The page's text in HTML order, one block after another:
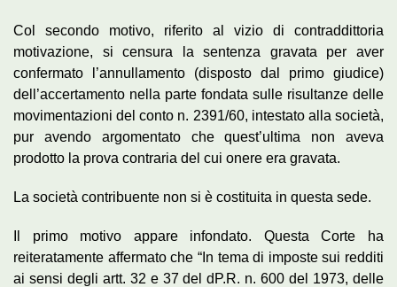
Col secondo motivo, riferito al vizio di contraddittoria
motivazione, si censura la sentenza gravata per aver
confermato l’annullamento (disposto dal primo giudice)
dell’accertamento nella parte fondata sulle risultanze delle
movimentazioni del conto n. 2391/60, intestato alla società,
pur avendo argomentato che quest’ultima non aveva
prodotto la prova contraria del cui onere era gravata.
La società contribuente non si è costituita in questa sede.
Il primo motivo appare infondato. Questa Corte ha
reiteratamente affermato che “In tema di imposte sui redditi
ai sensi degli artt. 32 e 37 del dP.R. n. 600 del 1973, delle